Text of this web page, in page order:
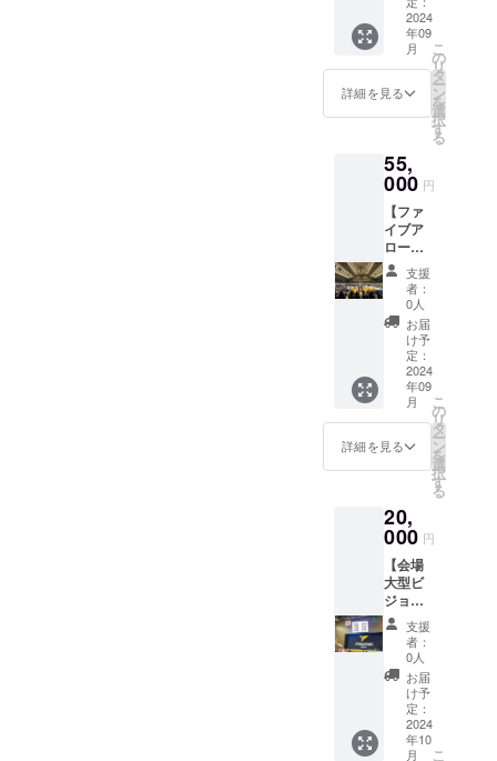
必ず備
考欄に
掲載を
希望さ
名前を
ご記入
公式HP
内の支
援者一
覧へお
名前を
掲載し
たくな
い場合
は、そ
の旨を
ご記載
くださ
い。 ※
ご支援
確定後
金・
キャン
は、対
応いた
しかね
ますの
で、何
卒ご了
承くだ
さい。
※複数口
でのご
支援も
可能で
す。 ※
法人の
間：
2024-
25シー
ズン中
掲載
(2024年
頃) ・掲
載方
法：お
名前も
しくは
企業ロ
ゴの掲
載 ※支
援時、
必ず備
考欄に
掲載を
希望さ
れるお
名前を
くださ
い。 ※
援者一
覧へお
名前を
掲載し
たくな
い場合
は、そ
の旨を
ご記載
くださ
い。 ※
ご支援
確定後
の返
送りし
ます。
・公式
HP内の
本コー
純粋
ブース
ト)の支
援者一
覧にお
名前を
掲載し
ます。
（ご希
望者の
み） ・
掲載期
間：
2024-
25シー
ズン中
掲載
(2024年
年5月
頃) ・掲
載方
法：お
名前も
しくは
企業ロ
ゴの掲
載 ※支
援時、
必ず備
考欄に
掲載を
希望さ
このリ
ターン
は2,000
円・
5,500
円・
10,000
55,000
円のリ
ターン
と同じ
内容に
なりま
す。 ・
ご支援
に対す
るお礼
のメー
ルをお
送りし
ます。
・公式
HP内の
本コー
純粋
ブース
ト)の支
援者一
覧にお
名前を
掲載し
ます。
（ご希
望者の
み） ・
掲載期
間：
2024-
2024
年09
月
詳細を見る
こ
の
リ
タ
ー
ン
を
選
択
す
る
55,
000 円
【ファ
イブア
ローズ
純粋
ブース
55,000
円_ダイ
ヤモン
ド】 こ
のリ
ターン
は2,000
円・
5,500
円・
円・
30,000
円のリ
ターン
と同じ
内容に
なりま
す。 ・
ご支援
に対す
るお礼
のメー
ルをお
送りし
支援
者：
0人
お届
け予
定：
2024
年09
月
詳細を見る
こ
の
リ
タ
ー
ン
を
選
択
す
る
20,
000 円
【会場
大型ビ
ジョン
お名前
掲載】
ホーム
開幕戦
(10月
頃)の試
合前
に、会
支援
者：
0人
お届
け予
定：
2024
年10
月
こ